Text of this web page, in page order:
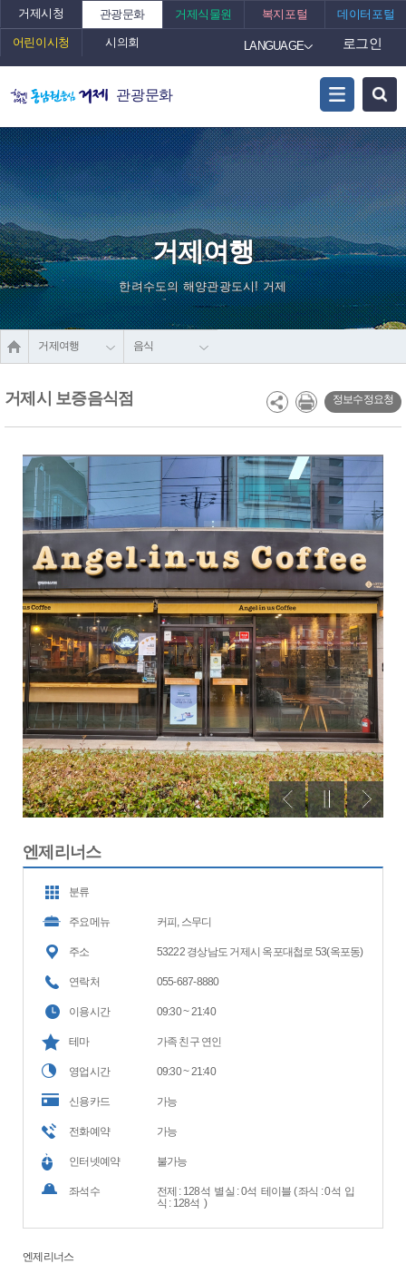
거제시청 관광문화 거제식물원 복지포털 데이터포털
어린이시청 시의회 LANGUAGE 로그인
관광문화
거제여행
한려수도의 해양관광도시! 거제
거제여행 음식
거제시 보증음식점 정보수정요청
엔제리너스
분류
주요메뉴 커피, 스무디
주소 53222 경상남도 거제시 옥포대첩로 53(옥포동)
연락처 055-687-8880
이용시간 09:30 ~ 21:40
테마 가족 친구 연인
영업시간 09:30 ~ 21:40
신용카드 가능
전화예약 가능
인터넷예약 불가능
좌석수
전제 : 128석 별실 : 0석 테이블 ( 좌식 : 0석 입
식 : 128석 )
엔제리너스